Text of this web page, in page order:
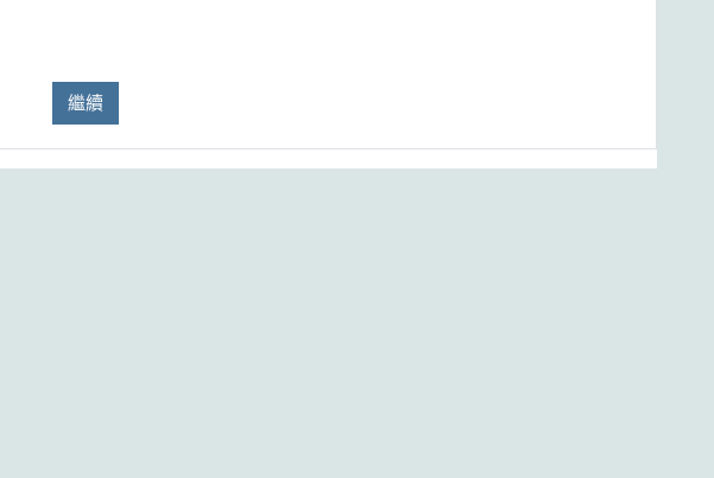
繼續